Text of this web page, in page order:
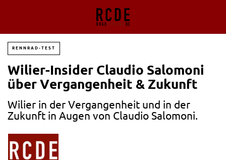
RENNRAD-TEST
Wilier-Insider Claudio Salomoni
über Vergangenheit & Zukunft
Wilier in der Vergangenheit und in der
Zukunft in Augen von Claudio Salomoni.